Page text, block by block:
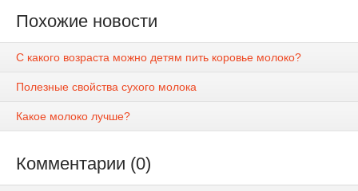
Похожие новости
С какого возраста можно детям пить коровье молоко?
Полезные свойства сухого молока
Какое молоко лучше?
Комментарии (0)